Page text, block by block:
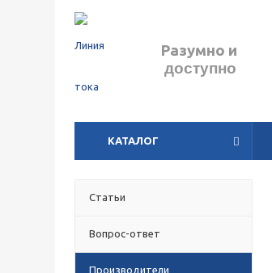
Разумно и
доступно
КАТАЛОГ
Статьи
Вопрос-ответ
Производители